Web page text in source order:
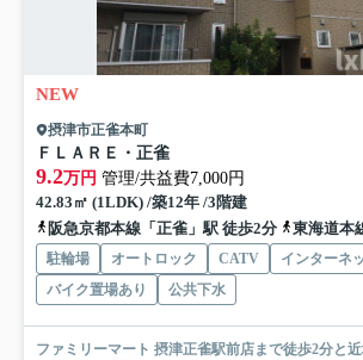
NEW
摂津市正雀本町
ＦＬＡＲＥ・正雀
9.2万円 管理/共益費7,000円
42.83㎡ (1LDK) /築12年 /3階建
阪急京都本線「正雀」駅 徒歩2分
東海道本
駐輪場 オートロック CATV
インターネ
バイク置場あり
公共下水
ファミリーマート 摂津正雀駅前店まで徒歩2分と